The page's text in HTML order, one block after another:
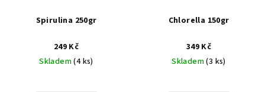
Spirulina 250gr
249 Kč
Skladem(4 ks)
Chlorella 150gr
349 Kč
Skladem(3 ks)